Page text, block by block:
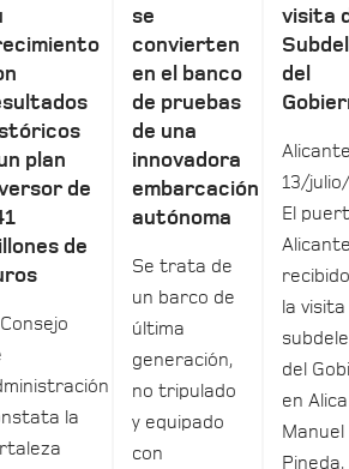
plan
de
de
Consejo
la
se
convierten
en el banco
de pruebas
de una
innovadora
embarcación
autónoma
Se trata de
un barco de
última
generación,
no tripulado
y equipado
con
visita
del
13/
El
la
del
en
Manuel
Pineda,